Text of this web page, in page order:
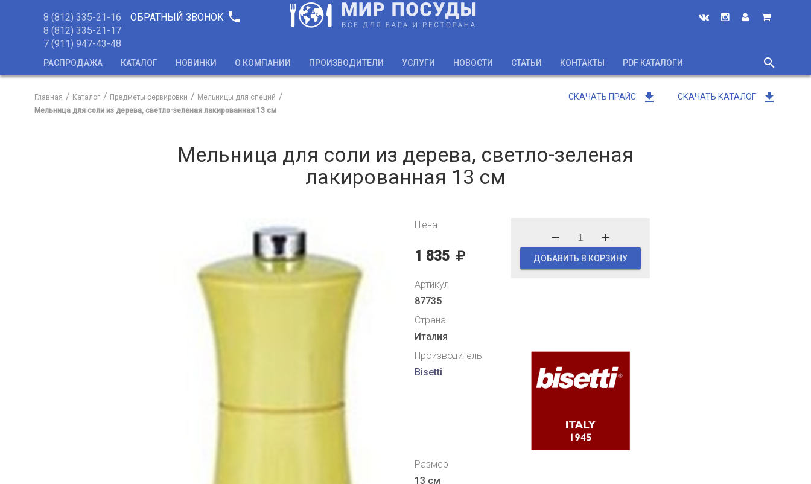
8 (812) 335-21-16
8 (812) 335-21-17
7 (911) 947-43-48
ОБРАТНЫЙ ЗВОНОК phone
РАСПРОДАЖА КАТАЛОГ НОВИНКИ О КОМПАНИИ ПРОИЗВОДИТЕЛИ УСЛУГИ НОВОСТИ СТАТЬИ КОНТАКТЫ PDF КАТАЛОГИ
search
close
СКАЧАТЬ ПРАЙС get_app СКАЧАТЬ КАТАЛОГ get_app
Главная Каталог Предметы сервировки
Мельницы для специй
Мельница для соли из дерева, светло-зеленая лакированная 13 см
Мельница для соли из дерева, светло-зеленая
лакированная 13 см
Цена
1 835 ДОБАВИТЬ В КОРЗИНУ
Артикул
87735
Страна
Италия
Производитель
Bisetti
Размер
13 см